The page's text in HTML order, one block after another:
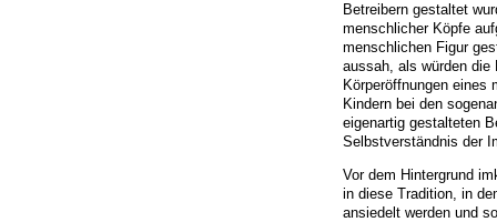
Betreibern gestaltet
menschlicher Köpfe
menschlichen Figur
aussah, als würden die
Körperöffnungen eines
Kindern bei den
eigenartig gestalteten
Selbstverständnis der
Vor dem Hintergrund
in diese Tradition, in
ansiedelt werden und